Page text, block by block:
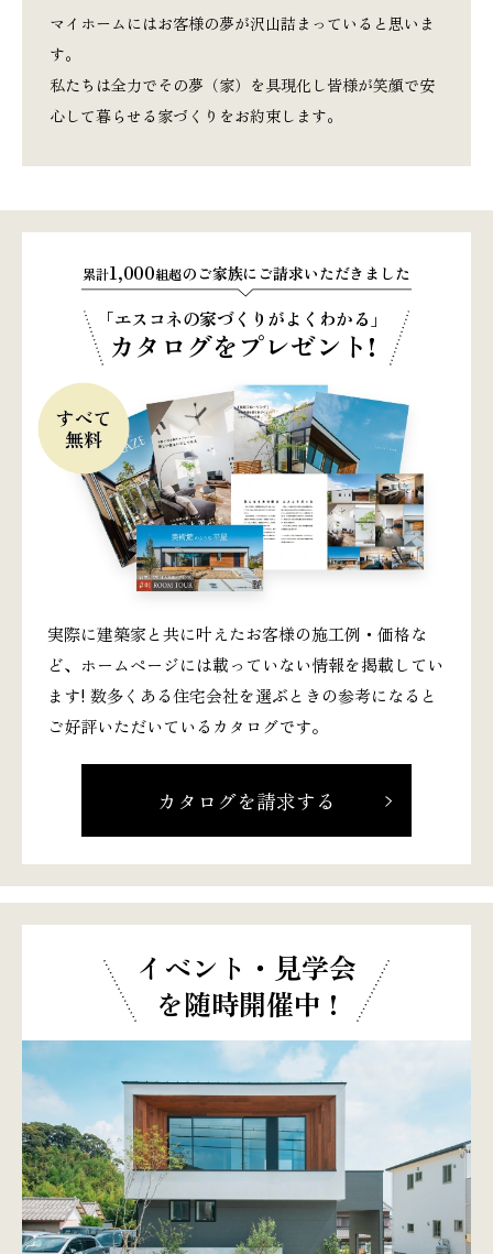
マイホームにはお客様の夢が沢山詰まっていると思いま
す。
私たちは全力でその夢（家）を具現化し皆様が笑顔で安
心して暮らせる家づくりをお約束します。
累計1,000組超のご家族にご請求いただきました
「エスコネの家づくりがよくわかる」
カタログをプレゼント!
実際に建築家と共に叶えたお客様の施工例・価格な
ど、ホームページには載っていない情報を掲載してい
ます! 数多くある住宅会社を選ぶときの参考になると
ご好評いただいているカタログです。
カタログを請求する
イベント・見学会
を随時開催中 !